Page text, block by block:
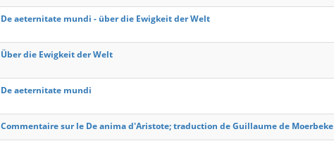
De aeternitate mundi - über die Ewigkeit der Welt
Über die Ewigkeit der Welt
De aeternitate mundi
Commentaire sur le De anima d'Aristote; traduction de Guillaume de Moerbeke